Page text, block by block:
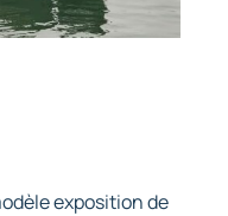
exposition de